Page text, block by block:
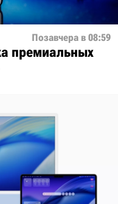
Позавчера в 08:59
премиальных